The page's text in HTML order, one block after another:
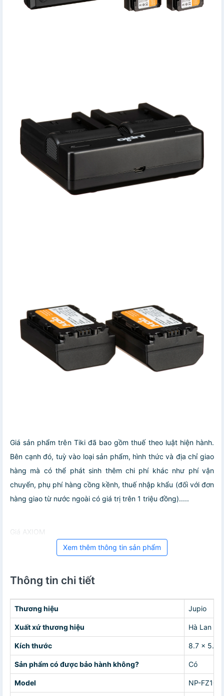
Giá sản phẩm trên Tiki đã bao gồm thuế theo luật hiện hành.
Bên cạnh đó, tuỳ vào loại sản phẩm, hình thức và địa chỉ giao
hàng mà có thể phát sinh thêm chi phí khác như phí vận
chuyển, phụ phí hàng cồng kềnh, thuế nhập khẩu (đối với đơn
hàng giao từ nước ngoài có giá trị trên 1 triệu đồng).....
Giá AXIOM
Xem thêm thông tin sản phẩm
Thông tin chi tiết
Thương hiệu Jupio
Xuất xứ thương hiệu Hà Lan
Kích thước 8.7 x 5.2
Sản phẩm có được bảo hành không? Có
Model NP-FZ100